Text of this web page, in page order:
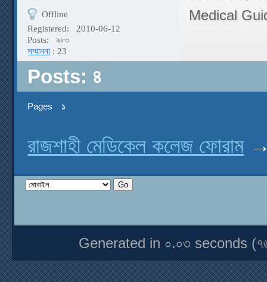
Offline
Registered:
2010-06-12
Posts:
৯৮০
সম্মাননা : 23
Medical
Posts: ৪
Pages ১
রাজশাহী মেডিকেল কলেজ ফোরাম
Generated in ০.০৩ seconds